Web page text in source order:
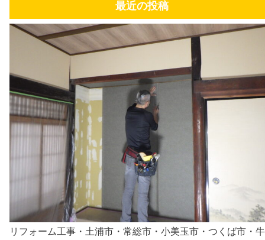
最近の投稿
リフォーム工事・土浦市・常総市・小美玉市・つくば市・